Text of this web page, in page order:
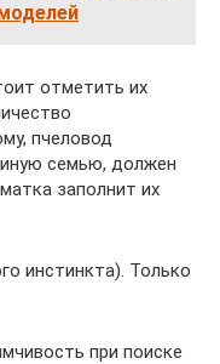
отметить их
пчеловод
семью, должен
заполнит их
инстинкта). Только
при поиске